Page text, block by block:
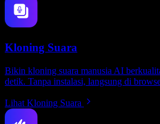
Kloning Suara
Bikin kloning suara manusia AI
detik. Tanpa instalasi, langsung di
Lihat Kloning Suara